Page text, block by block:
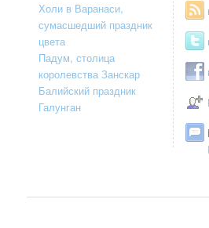
Холи в Варанаси,
сумасшедший праздник
цвета
Падум, столица
королевства Занскар
Балийский праздник
Галунган